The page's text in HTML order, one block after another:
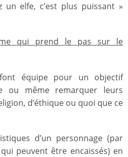
un elfe, c’est plus puissant »
qui prend le pas sur le
équipe pour un objectif
ou même remarquer leurs
d’éthique ou quoi que ce
d’un personnage (par
peuvent être encaissés) en